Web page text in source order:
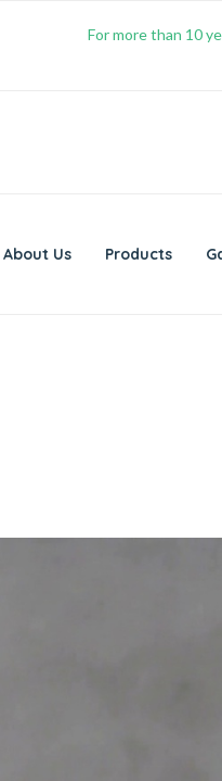
For more than 10
About Us Products